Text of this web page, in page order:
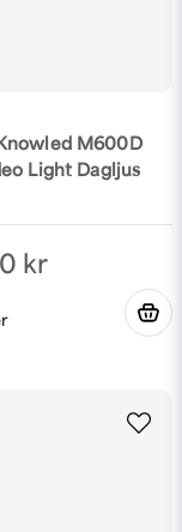
M600D
Light Dagljus
kr